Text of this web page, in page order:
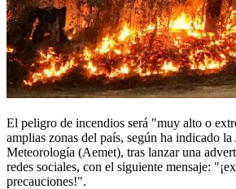
El peligro de incendios será "muy alto o
amplias zonas del país, según ha indicado
Meteorología (Aemet), tras lanzar una
redes sociales, con el siguiente mensaje:
precauciones!".